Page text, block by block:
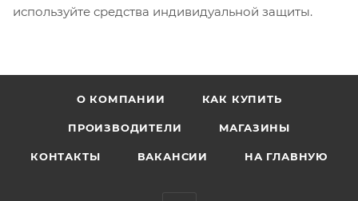
используйте средства индивидуальной защиты.
О КОМПАНИИ КАК КУПИТЬ
ПРОИЗВОДИТЕЛИ МАГАЗИНЫ
КОНТАКТЫ ВАКАНСИИ НА ГЛАВНУЮ